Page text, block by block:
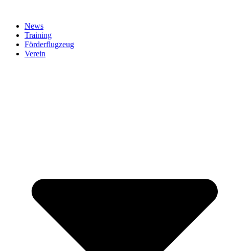
News
Training
Förderflugzeug
Verein